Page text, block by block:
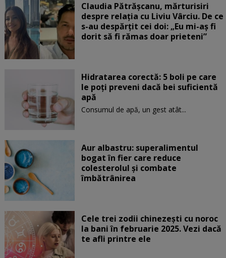
Claudia Pătrășcanu, mărturisiri
despre relația cu Liviu Vârciu. De ce
s-au despărțit cei doi: „Eu mi-aș fi
dorit să fi rămas doar prieteni”
Hidratarea corectă: 5 boli pe care
le poți preveni dacă bei suficientă
apă
Consumul de apă, un gest atât...
Aur albastru: superalimentul
bogat în fier care reduce
colesterolul și combate
îmbătrânirea
Cele trei zodii chinezești cu noroc
la bani în februarie 2025. Vezi dacă
te afli printre ele